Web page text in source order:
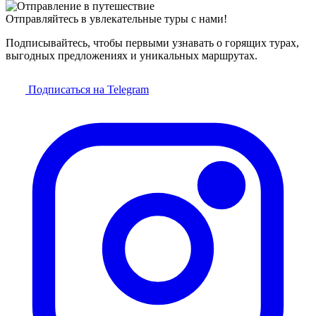
Отправляйтесь в увлекательные туры с нами!
Подписывайтесь, чтобы первыми узнавать о горящих турах,
выгодных предложениях и уникальных маршрутах.
Подписаться на Telegram